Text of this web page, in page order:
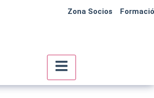
Zona Socios
Menú conmutador